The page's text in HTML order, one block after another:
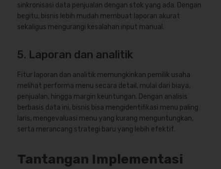
sinkronisasi data penjualan dengan stok yang ada. Dengan
begitu, bisnis lebih mudah membuat laporan akurat
sekaligus mengurangi kesalahan input manual.
5. Laporan dan analitik
Fitur laporan dan analitik memungkinkan pemilik usaha
melihat performa menu secara detail, mulai dari biaya,
penjualan, hingga margin keuntungan. Dengan analisis
berbasis data ini, bisnis bisa mengidentifikasi menu paling
laris, mengevaluasi menu yang kurang menguntungkan,
serta merancang strategi baru yang lebih efektif.
Tantangan Implementasi